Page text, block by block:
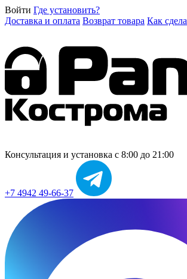
Войти Где установить?
Доставка и оплата Возврат товара Как
Консультация и установка с 8:00 до 21:00
+7 4942 49-66-37